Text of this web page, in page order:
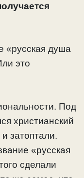
«русская душа
это
Под
христианский
затоптали.
«русская
сделали